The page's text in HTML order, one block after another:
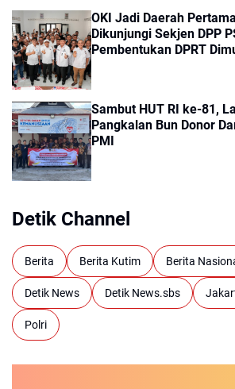
OKI Jadi Daerah
Dikunjungi Sekjen DPP
Pembentukan DPRT
Sambut HUT RI ke-81,
Pangkalan Bun Donor
PMI
Detik Channel
Berita Berita Kutim Berita
Detik News Detik News.sbs
Polri